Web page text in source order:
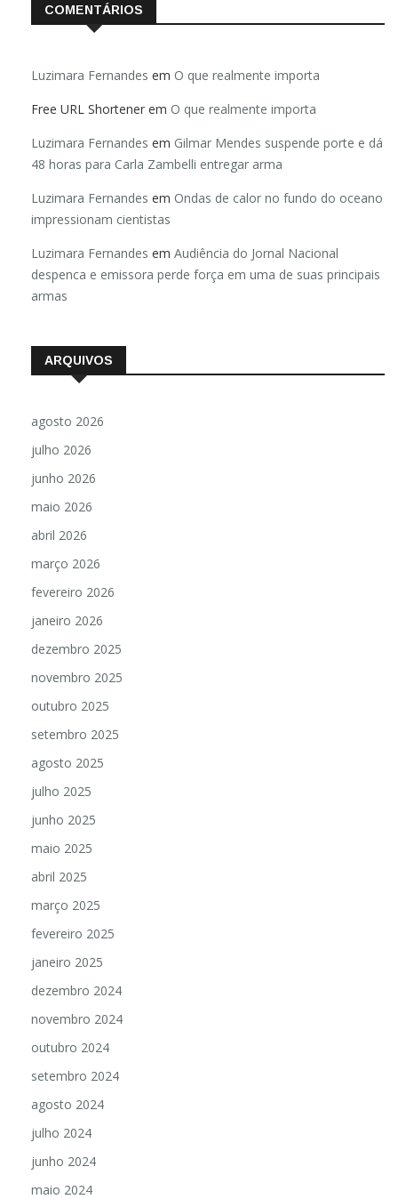
COMENTÁRIOS
Luzimara Fernandes em O que realmente importa
Free URL Shortener em O que realmente importa
Luzimara Fernandes em Gilmar Mendes suspende porte e dá
48 horas para Carla Zambelli entregar arma
Luzimara Fernandes em Ondas de calor no fundo do oceano
impressionam cientistas
Luzimara Fernandes em Audiência do Jornal Nacional
despenca e emissora perde força em uma de suas principais
armas
ARQUIVOS
agosto 2026
julho 2026
junho 2026
maio 2026
abril 2026
março 2026
fevereiro 2026
janeiro 2026
dezembro 2025
novembro 2025
outubro 2025
setembro 2025
agosto 2025
julho 2025
junho 2025
maio 2025
abril 2025
março 2025
fevereiro 2025
janeiro 2025
dezembro 2024
novembro 2024
outubro 2024
setembro 2024
agosto 2024
julho 2024
junho 2024
maio 2024